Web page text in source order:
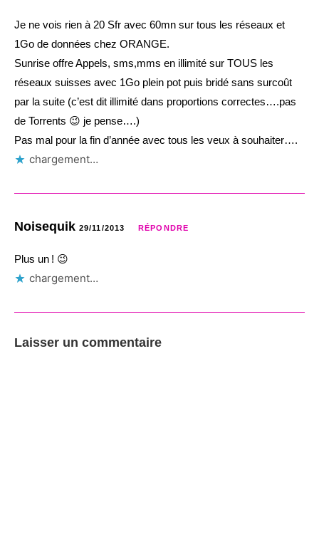
Je ne vois rien à 20 Sfr avec 60mn sur tous les réseaux et
1Go de données chez ORANGE.
Sunrise offre Appels, sms,mms en illimité sur TOUS les
réseaux suisses avec 1Go plein pot puis bridé sans surcoût
par la suite (c’est dit illimité dans proportions correctes….pas
de Torrents 😉 je pense….)
Pas mal pour la fin d’année avec tous les veux à souhaiter….
chargement…
Noisequik 29/11/2013 RÉPONDRE
Plus un ! 😉
chargement…
Laisser un commentaire